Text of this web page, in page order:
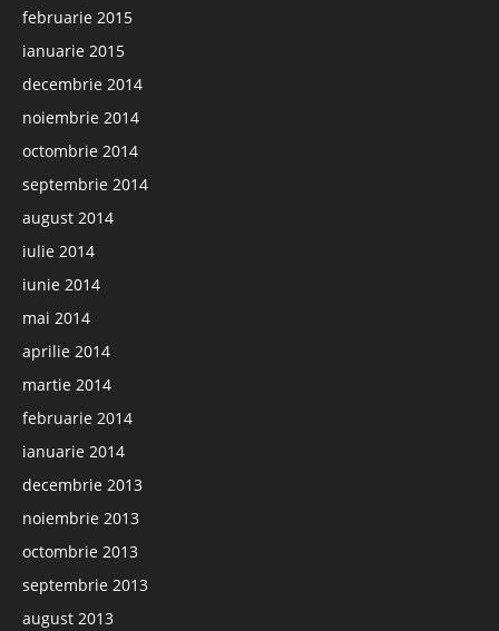
februarie 2015
ianuarie 2015
decembrie 2014
noiembrie 2014
octombrie 2014
septembrie 2014
august 2014
iulie 2014
iunie 2014
mai 2014
aprilie 2014
martie 2014
februarie 2014
ianuarie 2014
decembrie 2013
noiembrie 2013
octombrie 2013
septembrie 2013
august 2013